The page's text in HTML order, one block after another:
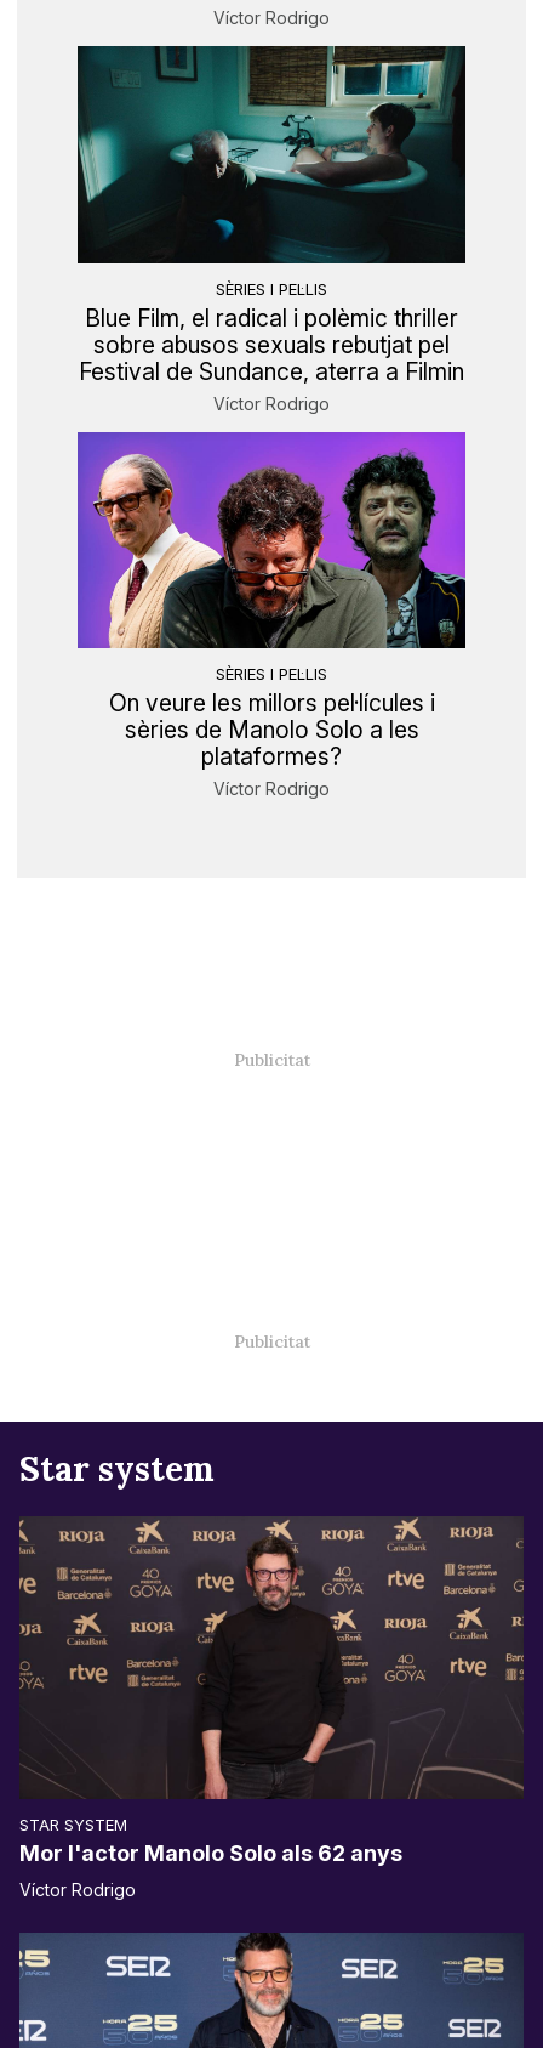
Víctor Rodrigo
SÈRIES I PEL·LIS
Blue Film, el radical i polèmic thriller
sobre abusos sexuals rebutjat pel
Festival de Sundance, aterra a Filmin
Víctor Rodrigo
SÈRIES I PEL·LIS
On veure les millors pel·lícules i
sèries de Manolo Solo a les
plataformes?
Víctor Rodrigo
Star system
STAR SYSTEM
Mor l'actor Manolo Solo als 62 anys
Víctor Rodrigo